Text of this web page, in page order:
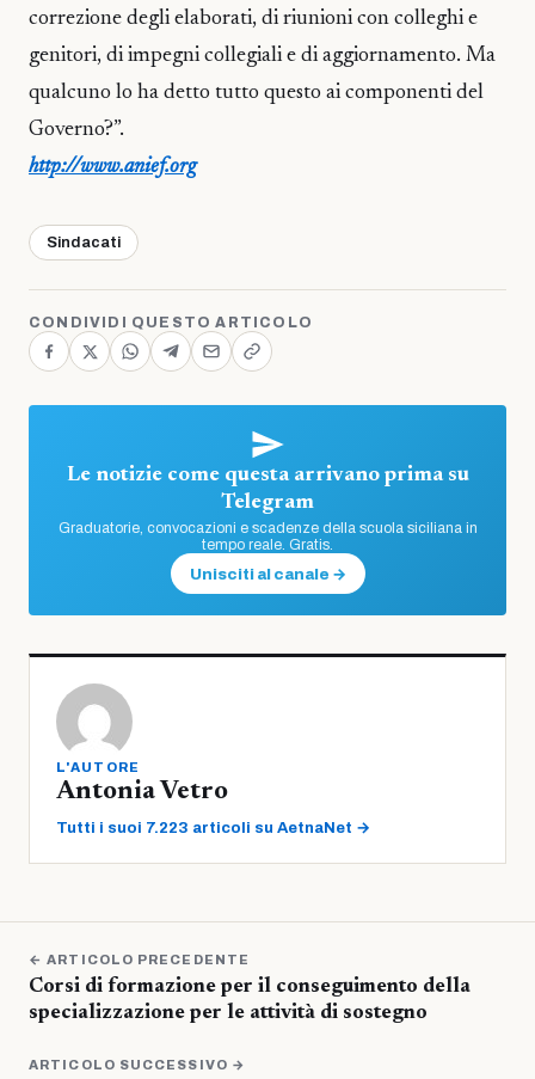
correzione degli elaborati, di riunioni con colleghi e
genitori, di impegni collegiali e di aggiornamento. Ma
qualcuno lo ha detto tutto questo ai componenti del
Governo?”.
http://www.anief.org
Sindacati
CONDIVIDI QUESTO ARTICOLO
Le notizie come questa arrivano prima su
Telegram
Graduatorie, convocazioni e scadenze della scuola siciliana in
tempo reale. Gratis.
Unisciti al canale →
L'AUTORE
Antonia Vetro
Tutti i suoi 7.223 articoli su AetnaNet →
← ARTICOLO PRECEDENTE
Corsi di formazione per il conseguimento della
specializzazione per le attività di sostegno
ARTICOLO SUCCESSIVO →